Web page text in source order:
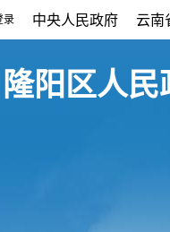
录 中央人民政府 云南
隆阳区人民